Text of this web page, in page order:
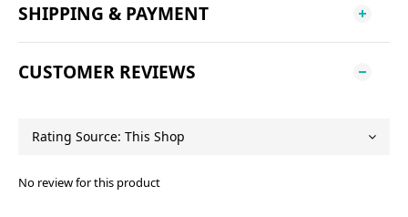
SHIPPING & PAYMENT
CUSTOMER REVIEWS
No review for this product